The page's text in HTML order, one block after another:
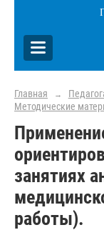
Главная →
Методические
занятиях
работы).